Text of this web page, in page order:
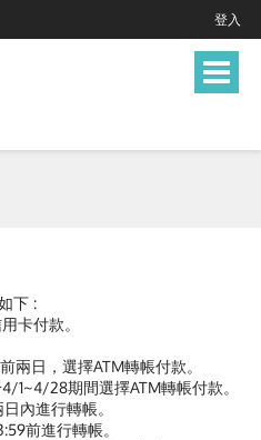
登入
Toggle
下 :
卡付款。
兩日，選擇ATM轉帳付款。
1~4/28期間選擇ATM轉帳付款。
內進行轉帳。
前進行轉帳。